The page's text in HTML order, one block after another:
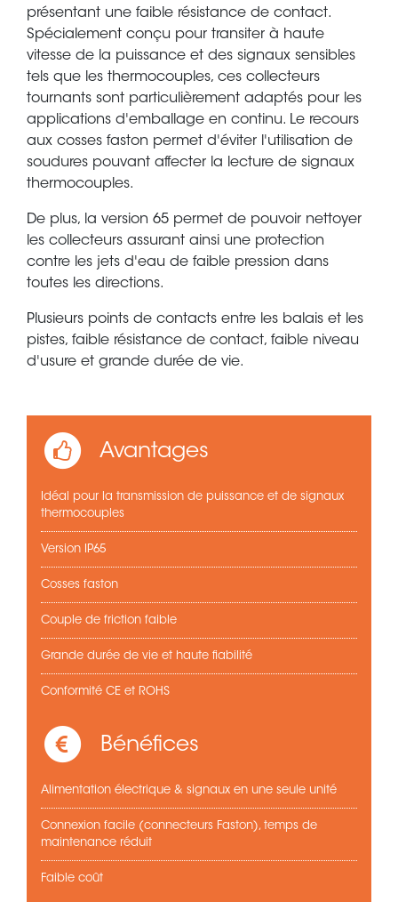
présentant une faible résistance de contact.
Spécialement conçu pour transiter à haute
vitesse de la puissance et des signaux sensibles
tels que les thermocouples, ces collecteurs
tournants sont particulièrement adaptés pour les
applications d'emballage en continu. Le recours
aux cosses faston permet d'éviter l'utilisation de
soudures pouvant affecter la lecture de signaux
thermocouples.
De plus, la version 65 permet de pouvoir nettoyer
les collecteurs assurant ainsi une protection
contre les jets d'eau de faible pression dans
toutes les directions.
Plusieurs points de contacts entre les balais et les
pistes, faible résistance de contact, faible niveau
d'usure et grande durée de vie.
Avantages
Idéal pour la transmission de puissance et de signaux
thermocouples
Version IP65
Cosses faston
Couple de friction faible
Grande durée de vie et haute fiabilité
Conformité CE et ROHS
Bénéfices
Alimentation électrique & signaux en une seule unité
Connexion facile (connecteurs Faston), temps de
maintenance réduit
Faible coût